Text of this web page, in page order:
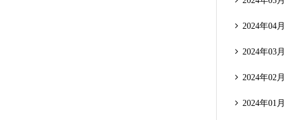
2024年04月
2024年03月
2024年02月
2024年01月